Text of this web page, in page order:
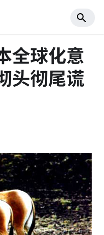
全球化意
头彻尾谎